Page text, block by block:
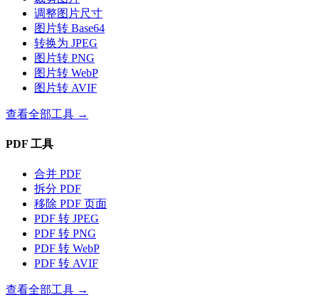
调整图片尺寸
图片转 Base64
转换为 JPEG
图片转 PNG
图片转 WebP
图片转 AVIF
查看全部工具 →
PDF 工具
合并 PDF
拆分 PDF
移除 PDF 页面
PDF 转 JPEG
PDF 转 PNG
PDF 转 WebP
PDF 转 AVIF
查看全部工具 →